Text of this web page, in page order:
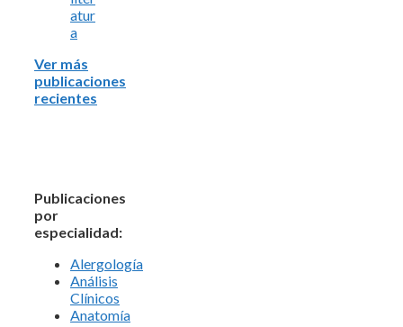
atur
a
Ver más
publicaciones
recientes
Publicaciones
por
especialidad:
Alergología
Análisis
Clínicos
Anatomía